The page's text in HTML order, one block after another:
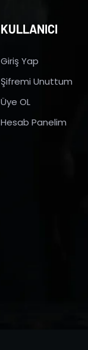
KULLANICI
Giriş Yap
Şifremi Unuttum
Üye OL
Hesab Panelim